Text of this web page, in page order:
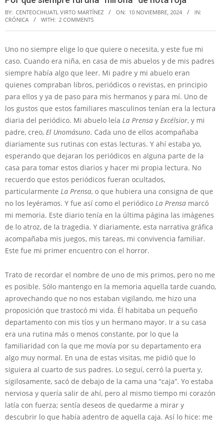
BY: CENTEOCIHUATL VIRTO MARTÍNEZ ON: 10 NOVIEMBRE, 2024
IN:
CRÓNICA
WITH: 2 COMMENTS
Uno no siempre elige lo que quiere o necesita, y este fue mi
caso. Cuando era niña, en casa de mis abuelos y de mis padres
siempre había algo que leer. Mi padre y mi abuelo eran
quienes compraban libros, periódicos o revistas, en principio
para ellos y ya de paso para mis hermanos y para mí. Uno de
los gustos que estos familiares masculinos tenían era la lectura
diaria del periódico. Mi abuelo leía La Prensa y Excélsior, y mi
padre, creo, El Unomásuno. Cada uno de ellos acompañaba
diariamente sus rutinas con estas lecturas. Y ahí estaba yo,
esperando que dejaran los periódicos en alguna parte de la
casa para tomar estos diarios y hacer mi propia lectura. No
recuerdo que estos periódicos fueran ocultados,
particularmente La Prensa, o que hubiera una consigna de que
no los leyéramos. Y fue así como el periódico La Prensa marcó
mi memoria. Este diario tenía en la última página las imágenes
de lo atroz, de la tragedia. Y diariamente, esta narrativa gráfica
acompañaba mis juegos, mis tareas, mi convivencia familiar.
Este fue mi primer encuentro con el horror.
Trato de recordar el nombre de uno de mis primos, pero no me
es posible. Sólo mantengo en la memoria aquella tarde cuando,
aprovechando que no nos estaban vigilando, me hizo una
proposición que trastocó mi vida. Él habitaba un pequeño
departamento con mis tíos y un hermano mayor. Ir a su casa
era una rutina más o menos constante, por lo que la
familiaridad con la que me movía por su departamento era
algo muy normal. En una de estas visitas, me pidió que lo
siguiera al cuarto de sus padres. Lo seguí, cerró la puerta y,
sigilosamente, sacó de debajo de la cama una “caja”. Yo estaba
nerviosa y quería salir de ahí, pero al mismo tiempo mi corazón
latía con fuerza; sentía deseos de quedarme a mirar y
descubrir lo que había adentro de aquella caja. Así lo hice: me